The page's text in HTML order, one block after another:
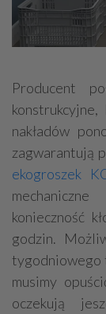
Producent
nakładów
zagwarantują
ekogroszek
konieczność
godzin.
tygodniowego
musimy
oczekują